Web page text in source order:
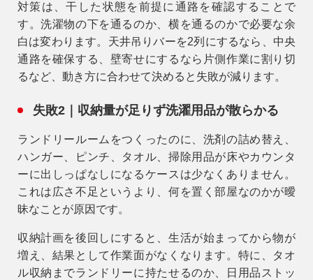
対策は、干した状態を前提に通路を確認することで
す。洗濯物の下を通るのか、横を通るのかで必要な余
白は変わります。天井吊りバーを2列にするなら、中央
通路を確保する、壁寄せにするなら片側作業に割り切
るなど、動き方に合わせて決めると失敗が減ります。
失敗2｜収納量が足りず洗濯用品が散らかる
ランドリールームをつくったのに、洗剤の詰め替え、
ハンガー、ピンチ、タオル、掃除用品が床やカウンタ
ーに出しっぱなしになるケースは少なくありません。
これは広さ不足というより、何を置く部屋なのかが曖
昧なことが原因です。
収納計画を後回しにすると、生活が始まってから物が
増え、結果として作業面がなくなります。特に、タオ
ル収納までランドリーに持たせるのか、日用品ストッ